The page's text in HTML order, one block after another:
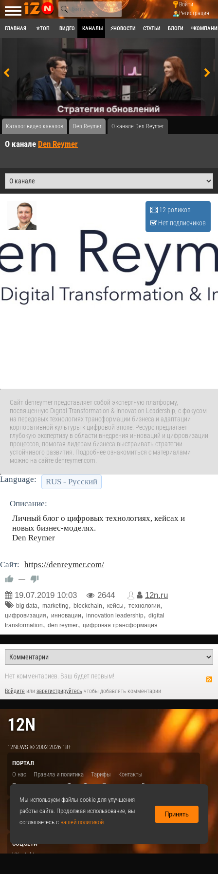
Войти
Регистрация
ГЛАВНАЯ ⭐ТОП ВИДЕО КАНАЛЫ ⚡НОВОСТИ СТАТЬИ БЛОГИ
Каталог видео каналов Den Reymer О канале Den Reymer
О канале Den Reymer
12 роликов
Нет подписчиков
Сайт denreymer представляет собой экспертную платформу,
посвященную Digital Transformation & Innovation Leadership, с фокусом
на передовых технологиях трансформации бизнеса и адаптации
корпоративной культуры к цифровой эпохе. Ресурс предлагает
глубокую экспертизу в области внедрения инноваций и цифровизации
процессов, помогая лидерам бизнеса выстраивать стратегии
устойчивого развития. Подробнее ознакомиться с материалами
можно на сайте denreymer.com.
Language: RUS - Русский
Описание:
Личный блог о цифровых технологиях, кейсах и
новых бизнес-моделях.
Den Reymer
Сайт: https://denreymer.com/
—
19.07.2019 10:03 2644 12n.ru
big data, marketing, blockchain, кейсы, технологии,
цифровизация, инновации, innovation leadership, digital
transformation, den reymer, цифровая трансформация
Нет комментариев. Ваш будет первым!
Войдите или зарегистрируйтесь чтобы добавлять комментарии
12N
12NEWS © 2002-2026 18+
ПОРТАЛ
О нас
Правила и политика Тарифы
Контакты
Предложить видео
Топ Теги Поддержать Реклама
РЕСУРСЫ
ITBION.RU
12N.RU EDU.12N SMART.12N 12NEWS.RU
СОЦСЕТИ
VKontakte
Мы используем файлы cookie для улучшения
работы сайта. Продолжая использование, вы
соглашаетесь с нашей политикой.
Принять